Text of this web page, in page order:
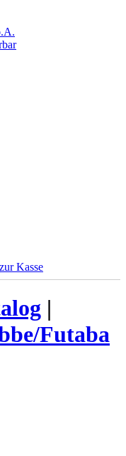
zur Kasse
|
Futaba